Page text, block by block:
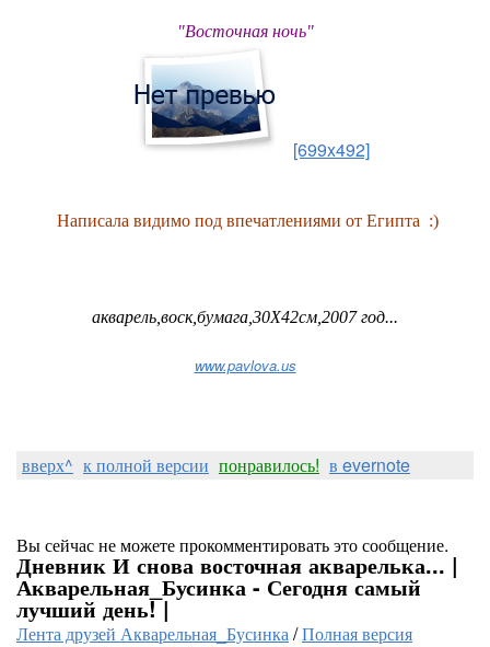
"Восточная ночь"
[699x492]
Написала видимо под впечатлениями от Египта :)
акварель,воск,бумага,30Х42см,2007 год...
www.pavlova.us
вверх^ к полной версии понравилось! в evernote
Вы сейчас не можете прокомментировать это сообщение.
Дневник И снова восточная акварелька... |
Акварельная_Бусинка - Сегодня самый
лучший день! |
Лента друзей Акварельная_Бусинка/Полная версия